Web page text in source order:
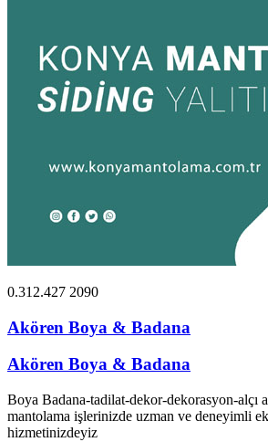
0.312.427 2090
Akören Boya & Badana
Akören Boya & Badana
Boya Badana-tadilat-dekor-dekorasyon-alçı
mantolama işlerinizde uzman ve deneyimli
hizmetinizdeyiz